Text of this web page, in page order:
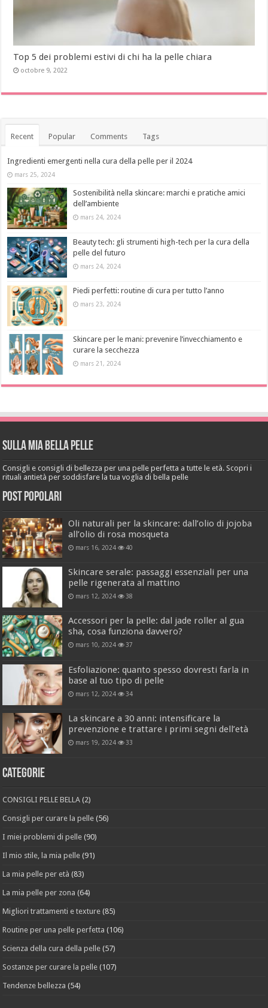
Top 5 dei problemi estivi di chi ha la pelle chiara
octobre 9, 2022
Recent Popular Comments Tags
Ingredienti emergenti nella cura della pelle per il 2024
mars 25, 2024
Sostenibilità nella skincare: marchi e pratiche amici
dell’ambiente
mars 24, 2024
Beauty tech: gli strumenti high-tech per la cura della
pelle del futuro
mars 24, 2024
Piedi perfetti: routine di cura per tutto l’anno
mars 23, 2024
Skincare per le mani: prevenire l’invecchiamento e
curare la secchezza
mars 21, 2024
Sulla mia bella pelle
Consigli e consigli di bellezza per una pelle perfetta a tutte le età. Scopri i
rituali antietà per soddisfare la tua voglia di bella pelle
Post popolari
Oli naturali per la skincare: dall’olio di jojoba
all’olio di rosa mosqueta
mars 16, 2024 40
Skincare serale: passaggi essenziali per una
pelle rigenerata al mattino
mars 12, 2024 38
Accessori per la pelle: dal jade roller al gua
sha, cosa funziona davvero?
mars 10, 2024 37
Esfoliazione: quanto spesso dovresti farla in
base al tuo tipo di pelle
mars 12, 2024 34
La skincare a 30 anni: intensificare la
prevenzione e trattare i primi segni dell’età
mars 19, 2024 33
Categorie
CONSIGLI PELLE BELLA (2)
Consigli per curare la pelle (56)
I miei problemi di pelle (90)
Il mio stile, la mia pelle (91)
La mia pelle per età (83)
La mia pelle per zona (64)
Migliori trattamenti e texture (85)
Routine per una pelle perfetta (106)
Scienza della cura della pelle (57)
Sostanze per curare la pelle (107)
Tendenze bellezza (54)